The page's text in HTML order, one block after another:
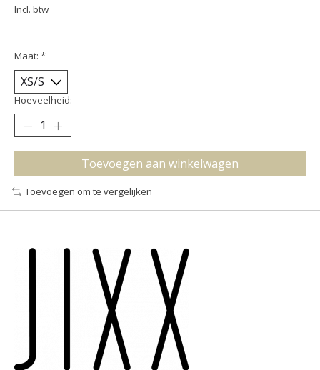
Incl. btw
Maat: *
Hoeveelheid:
Toevoegen aan winkelwagen
Toevoegen om te vergelijken